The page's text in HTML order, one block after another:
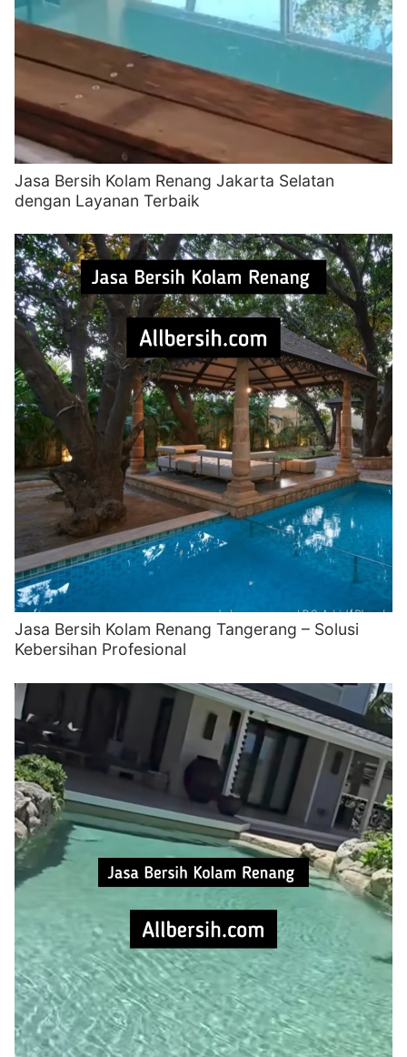
Jasa Bersih Kolam Renang Jakarta Selatan
dengan Layanan Terbaik
Jasa Bersih Kolam Renang Tangerang – Solusi
Kebersihan Profesional